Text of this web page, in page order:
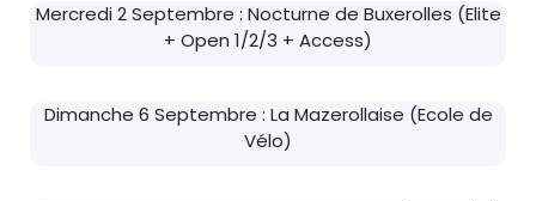
Mercredi 2 Septembre : Nocturne de Buxerolles (Elite
+ Open 1/2/3 + Access)
Dimanche 6 Septembre : La Mazerollaise (Ecole de
Vélo)